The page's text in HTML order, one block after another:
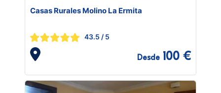
Casas Rurales Molino La Ermita
43.5 / 5
Desde 100 €